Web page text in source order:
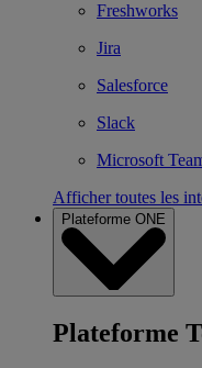
Freshworks
Jira
Salesforce
Slack
Microsoft
Afficher toutes les
Plateforme ONE
Plateforme